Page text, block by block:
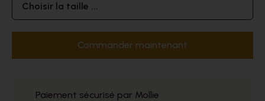
Choisir la taille ...
Commander maintenant
Paiement sécurisé par Mollie